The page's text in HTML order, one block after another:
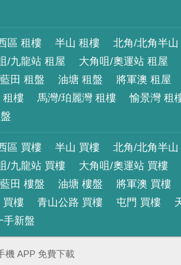
區 租樓 半山 租樓 北角/北角半山
/九龍站 租屋 大角咀/奧運站 租屋
藍田 租盤 油塘 租盤 將軍澳 租屋
租樓 馬灣/珀麗灣 租樓 愉景灣 租
區 買樓 半山 買樓 北角/北角半山
/九龍站 買樓 大角咀/奧運站 買樓
藍田 樓盤 油塘 樓盤 將軍澳 買樓
買樓 青山公路 買樓 屯門 買樓
手新盤
機 APP 免費下載